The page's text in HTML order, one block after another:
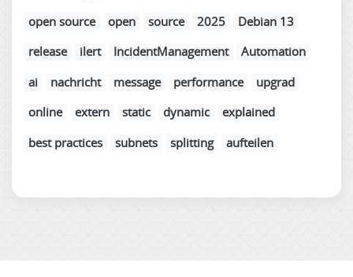
open source
open source 2025
Debian 13
release
ilert IncidentManagement
Automation
ai
nachricht message performance
upgrad
online
extern static dynamic
explained
best practices
subnets splitting aufteilen